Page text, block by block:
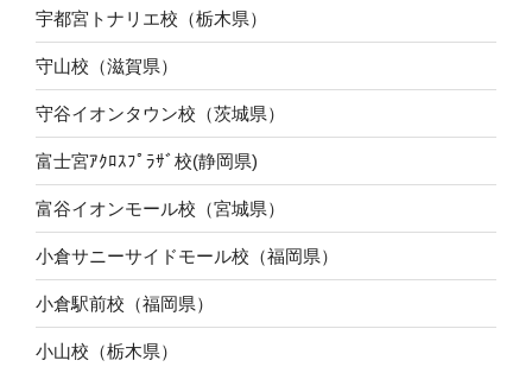
宇都宮トナリエ校（栃木県）
守山校（滋賀県）
守谷イオンタウン校（茨城県）
富士宮ｱｸﾛｽﾌﾟﾗｻﾞ校(静岡県)
富谷イオンモール校（宮城県）
小倉サニーサイドモール校（福岡県）
小倉駅前校（福岡県）
小山校（栃木県）